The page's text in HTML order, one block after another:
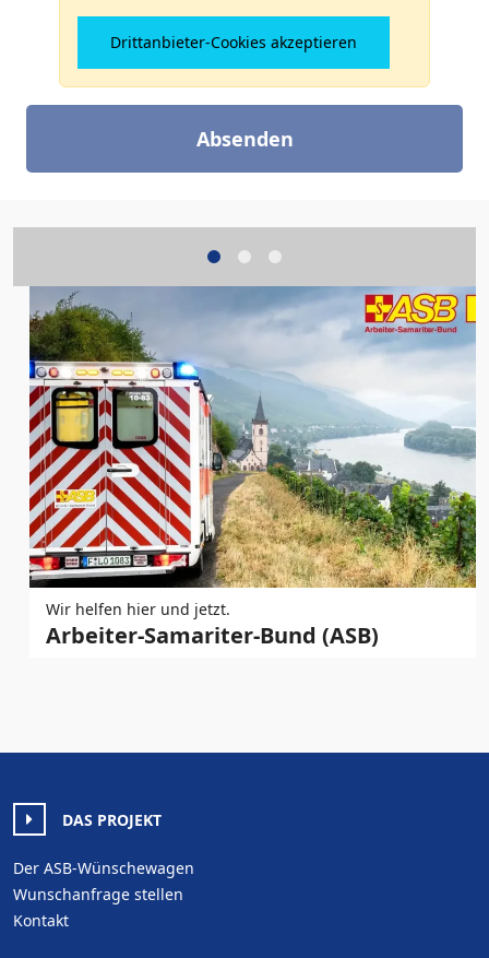
Drittanbieter-Cookies akzeptieren
Absenden
Wir helfen hier und jetzt.
Arbeiter-Samariter-Bund (ASB)
DAS PROJEKT
Der ASB-Wünschewagen
Wunschanfrage stellen
Kontakt